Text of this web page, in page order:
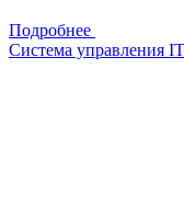
Подробнее
Система управления IT